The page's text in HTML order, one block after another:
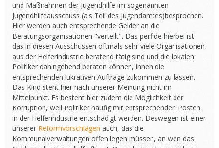
und Maßnahmen der Jugendhilfe im sogenannten
Jugendhilfeausschuss (als Teil des Jugendamtes)besprochen.
Hier werden auch entsprechende Gelder an die
Beratungsorganisationen "verteilt". Das perfide hierbei ist
das in diesen Ausschüssen oftmals sehr viele Organisationen
aus der Helferindustrie beratend tätig sind und die lokalen
Politiker dahingehend beraten können, ihnen die
entsprechenden lukrativen Aufträge zukommen zu lassen.
Das Kind steht hier nach unserer Meinung nicht im
Mittelpunkt. Es besteht hier zudem die Möglichkeit der
Korruption, weil Politiker häufig mit entsprechenden Posten
in der Helferindustrie entschädigt werden. Deswegen ist einer
unserer Reformvorschlägen auch, das die
Kommunalverwaltungen offen legen müssen, an wen das